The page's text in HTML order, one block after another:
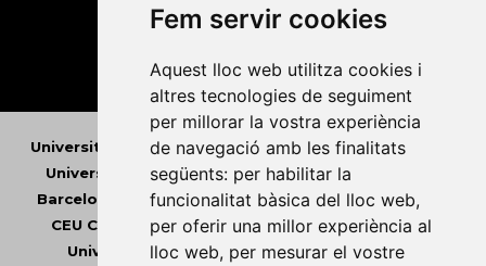
Fem servir cookies
Aquest lloc web utilitza cookies i
altres tecnologies de seguiment
per millorar la vostra experiència
de navegació amb les finalitats
següents: per habilitar la
funcionalitat bàsica del lloc web,
per oferir una millor experiència al
lloc web, per mesurar el vostre
Universitat Abat Oliba CEU•Universitat d'Alacant
Universitat d'Andorra•Universitat Autònoma de
Barcelona
Universitat de Barcelona•Universitat
CEU Cardenal Herrera•Universitat de Girona •
Universitat de les Illes Balears• Universitat